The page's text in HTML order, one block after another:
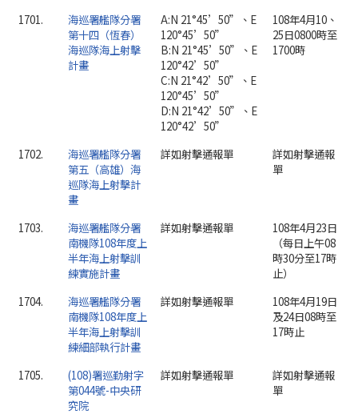
1701.
海巡署艦隊分署
第十四（恆春）
海巡隊海上射擊
計畫
A:N 21°45’50”、E
120°45’50”
B:N 21°45’50”、E
120°42’50”
C:N 21°42’50”、E
120°45’50”
D:N 21°42’50”、E
120°42’50”
108年4月10、
25日0800時至
1700時
1702.
海巡署艦隊分署
第五（高雄）海
巡隊海上射擊計
畫
詳如射擊通報單
詳如射擊通報
單
1703.
海巡署艦隊分署
南機隊108年度上
半年海上射擊訓
練實施計畫
詳如射擊通報單
108年4月23日
（每日上午08
時30分至17時
止）
1704.
海巡署艦隊分署
南機隊108年度上
半年海上射擊訓
練細部執行計畫
詳如射擊通報單
108年4月19日
及24日08時至
17時止
1705.
(108)署巡勤射字
第044號-中央研
究院
詳如射擊通報單
詳如射擊通報
單